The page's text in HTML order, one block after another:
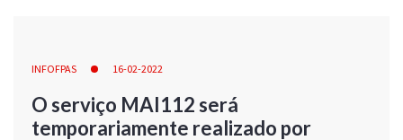
INFOFPAS 16-02-2022
O serviço MAI112 será
temporariamente realizado por